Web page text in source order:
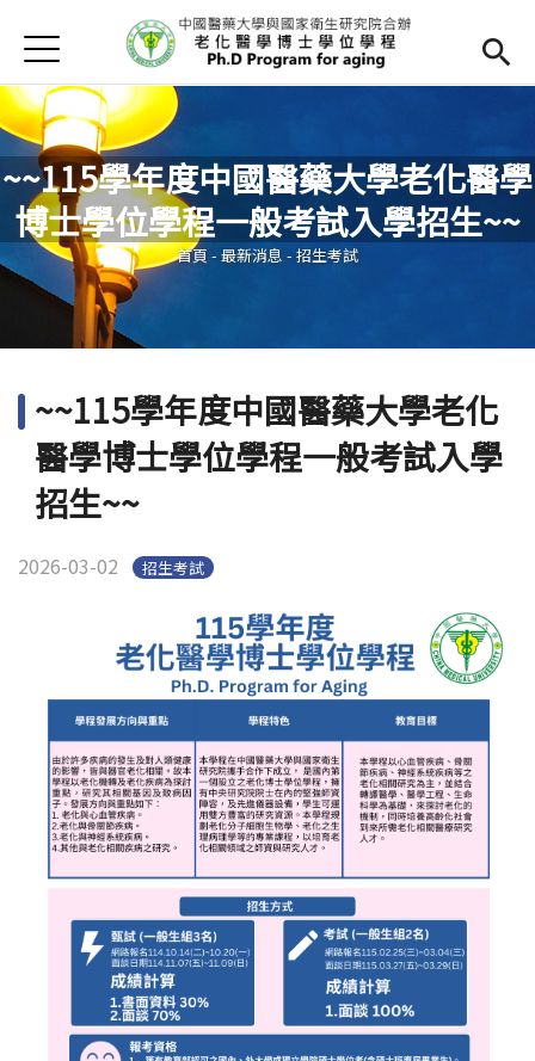
首頁
最新消息
學程簡介
Open
師資陣容
課程內容
招生訊息
法規辦法
網路資源
Jump to Navigation
Jump to Main content
~~115學年度中國醫藥大學老化醫學
博士學位學程一般考試入學招生~~
您在這裡
首頁 - 最新消息 - 招生考試
~~115學年度中國醫藥大學老化
醫學博士學位學程一般考試入學
招生~~
2026-03-02 招生考試